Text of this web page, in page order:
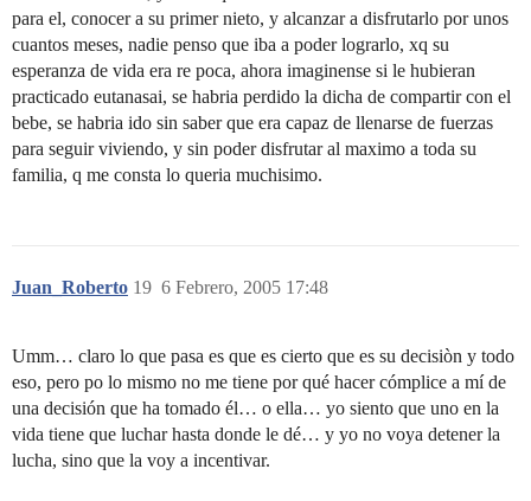
para el, conocer a su primer nieto, y alcanzar a disfrutarlo por unos
cuantos meses, nadie penso que iba a poder lograrlo, xq su
esperanza de vida era re poca, ahora imaginense si le hubieran
practicado eutanasai, se habria perdido la dicha de compartir con el
bebe, se habria ido sin saber que era capaz de llenarse de fuerzas
para seguir viviendo, y sin poder disfrutar al maximo a toda su
familia, q me consta lo queria muchisimo.
Juan_Roberto 6 Febrero, 2005 17:48
19
Umm… claro lo que pasa es que es cierto que es su decisiòn y todo
eso, pero po lo mismo no me tiene por qué hacer cómplice a mí de
una decisión que ha tomado él… o ella… yo siento que uno en la
vida tiene que luchar hasta donde le dé… y yo no voya detener la
lucha, sino que la voy a incentivar.